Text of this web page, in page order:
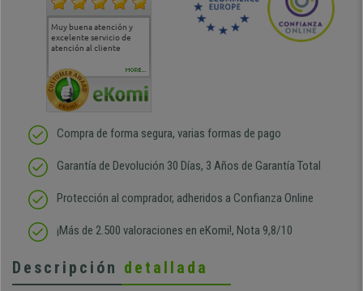
Muy buena atención y
excelente servicio de
atención al cliente
Muy buena atención de
cara al asesoramiento
Si estoy contento
MORE...
Compra de forma segura, varias formas de pago
Garantía de Devolución 30 Días, 3 Años de Garantía Total
Protección al comprador, adheridos a Confianza Online
¡Más de 2.500 valoraciones en eKomi!, Nota 9,8/10
Descripción detallada